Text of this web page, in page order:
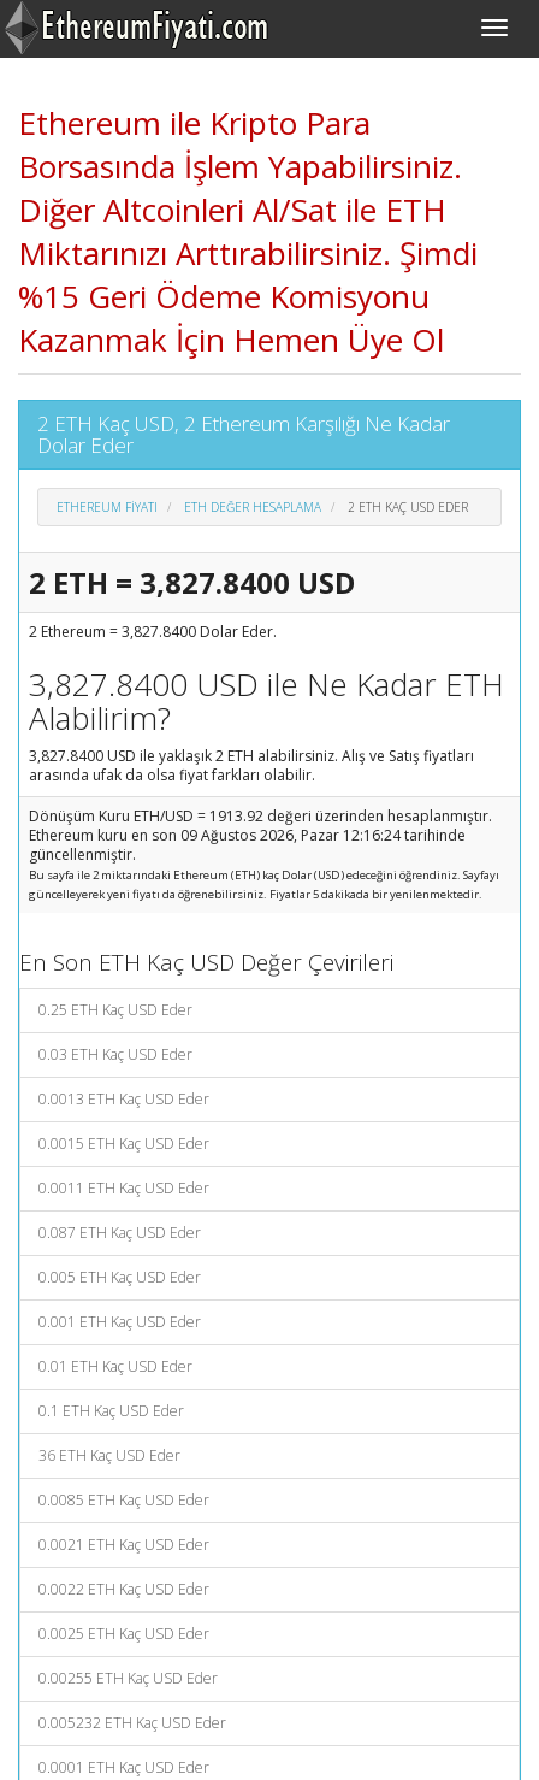
Ethereum ile Kripto Para
Borsasında İşlem Yapabilirsiniz.
Diğer Altcoinleri Al/Sat ile ETH
Miktarınızı Arttırabilirsiniz. Şimdi
%15 Geri Ödeme Komisyonu
Kazanmak İçin Hemen Üye Ol
2 ETH Kaç USD, 2 Ethereum Karşılığı Ne Kadar
Dolar Eder
ETHEREUM FIYATI ETH DEĞER HESAPLAMA 2 ETH KAÇ USD EDER
2 ETH = 3,827.8400 USD
2 Ethereum = 3,827.8400 Dolar Eder.
3,827.8400 USD ile Ne Kadar ETH
Alabilirim?
3,827.8400 USD ile yaklaşık 2 ETH alabilirsiniz. Alış ve Satış fiyatları
arasında ufak da olsa fiyat farkları olabilir.
Dönüşüm Kuru ETH/USD = 1913.92 değeri üzerinden hesaplanmıştır.
Ethereum kuru en son 09 Ağustos 2026, Pazar 12:16:24 tarihinde
güncellenmiştir.
Bu sayfa ile 2 miktarındaki Ethereum (ETH) kaç Dolar (USD) edeceğini öğrendiniz. Sayfayı
güncelleyerek yeni fiyatı da öğrenebilirsiniz. Fiyatlar 5 dakikada bir yenilenmektedir.
En Son ETH Kaç USD Değer Çevirileri
0.25 ETH Kaç USD Eder
0.03 ETH Kaç USD Eder
0.0013 ETH Kaç USD Eder
0.0015 ETH Kaç USD Eder
0.0011 ETH Kaç USD Eder
0.087 ETH Kaç USD Eder
0.005 ETH Kaç USD Eder
0.001 ETH Kaç USD Eder
0.01 ETH Kaç USD Eder
0.1 ETH Kaç USD Eder
36 ETH Kaç USD Eder
0.0085 ETH Kaç USD Eder
0.0021 ETH Kaç USD Eder
0.0022 ETH Kaç USD Eder
0.0025 ETH Kaç USD Eder
0.00255 ETH Kaç USD Eder
0.005232 ETH Kaç USD Eder
0.0001 ETH Kaç USD Eder